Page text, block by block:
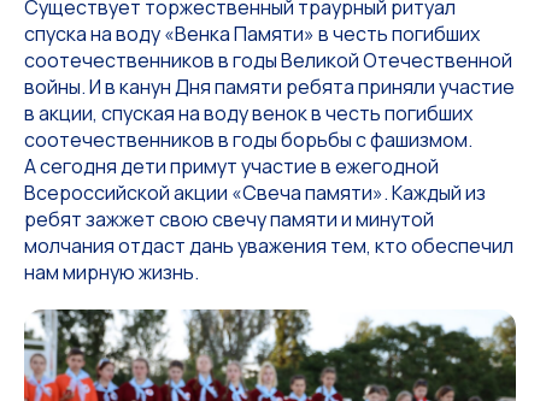
Существует торжественный траурный ритуал
спуска на воду «Венка Памяти» в честь погибших
соотечественников в годы Великой Отечественной
войны. И в канун Дня памяти ребята приняли участие
в акции, спуская на воду венок в честь погибших
соотечественников в годы борьбы с фашизмом.
А сегодня дети примут участие в ежегодной
Всероссийской акции «Свеча памяти». Каждый из
ребят зажжет свою свечу памяти и минутой
молчания отдаст дань уважения тем, кто обеспечил
нам мирную жизнь.